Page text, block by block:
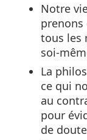
Notre
prenons
tous les
soi-
La
ce qui
au
pour
de